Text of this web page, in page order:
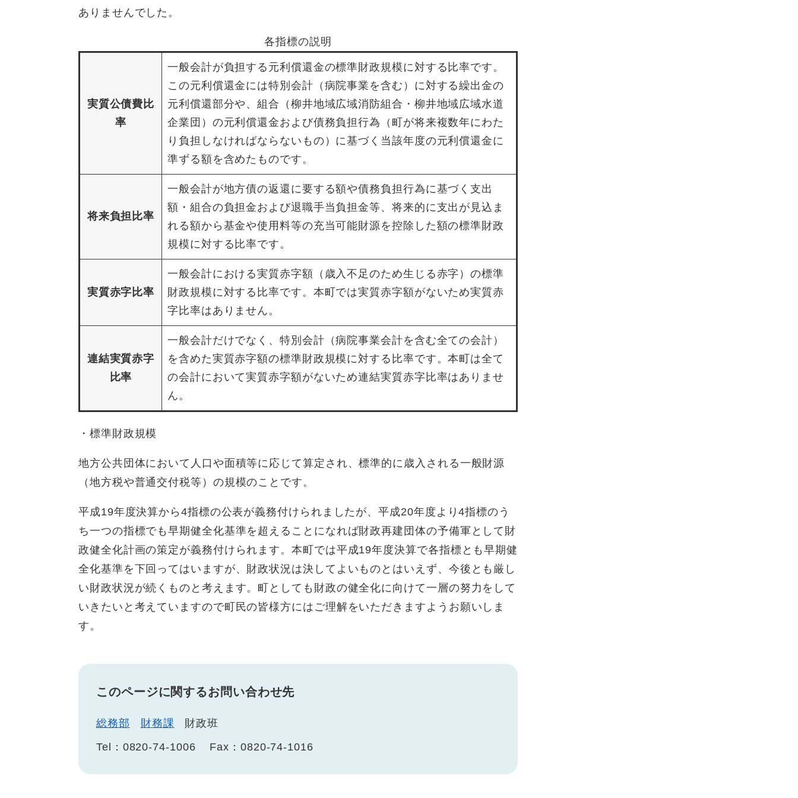
ありませんでした。
各指標の説明
実質公債費比
率
一般会計が負担する元利償還金の標準財政規模に対する比率です。
この元利償還金には特別会計（病院事業を含む）に対する繰出金の
元利償還部分や、組合（柳井地域広域消防組合・柳井地域広域水道
企業団）の元利償還金および債務負担行為（町が将来複数年にわた
り負担しなければならないもの）に基づく当該年度の元利償還金に
準ずる額を含めたものです。
将来負担比率
一般会計が地方債の返還に要する額や債務負担行為に基づく支出
額・組合の負担金および退職手当負担金等、将来的に支出が見込ま
れる額から基金や使用料等の充当可能財源を控除した額の標準財政
規模に対する比率です。
実質赤字比率
一般会計における実質赤字額（歳入不足のため生じる赤字）の標準
財政規模に対する比率です。本町では実質赤字額がないため実質赤
字比率はありません。
連結実質赤字
比率
一般会計だけでなく、特別会計（病院事業会計を含む全ての会計）
を含めた実質赤字額の標準財政規模に対する比率です。本町は全て
の会計において実質赤字額がないため連結実質赤字比率はありませ
ん。
・標準財政規模
地方公共団体において人口や面積等に応じて算定され、標準的に歳入される一般財源
（地方税や普通交付税等）の規模のことです。
平成19年度決算から4指標の公表が義務付けられましたが、平成20年度より4指標のう
ち一つの指標でも早期健全化基準を超えることになれば財政再建団体の予備軍として財
政健全化計画の策定が義務付けられます。本町では平成19年度決算で各指標とも早期健
全化基準を下回ってはいますが、財政状況は決してよいものとはいえず、今後とも厳し
い財政状況が続くものと考えます。町としても財政の健全化に向けて一層の努力をして
いきたいと考えていますので町民の皆様方にはご理解をいただきますようお願いしま
す。
このページに関するお問い合わせ先
総務部 財務課
財政班
Tel：0820-74-1006
Fax：0820-74-1016